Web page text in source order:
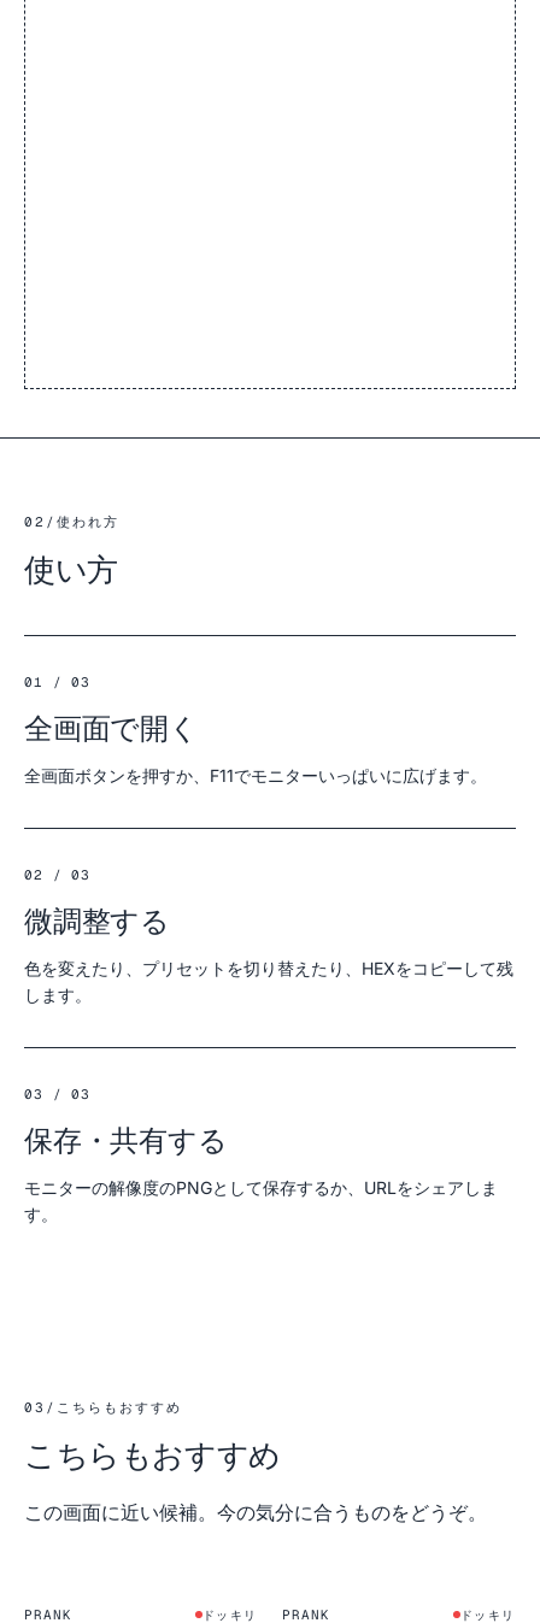
02 / 使われ方
使い方
01 / 03
全画面で開く
全画面ボタンを押すか、F11でモニターいっぱいに広げます。
02 / 03
微調整する
色を変えたり、プリセットを切り替えたり、HEXをコピーして残
します。
03 / 03
保存・共有する
モニターの解像度のPNGとして保存するか、URLをシェアしま
す。
03 / こちらもおすすめ
こちらもおすすめ
この画面に近い候補。今の気分に合うものをどうぞ。
PRANK ドッキリ PRANK ドッキリ